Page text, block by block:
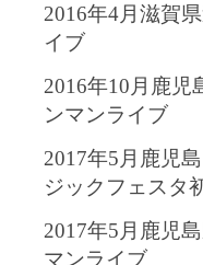
2016年4月滋賀
イブ
2016年10 月鹿児
ンマンライブ
2017年5 月鹿児
ジックフェスタ
2017年5 月鹿児
マンライブ